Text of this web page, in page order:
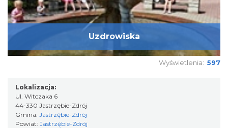
Uzdrowiska
Wyświetlenia: 597
Lokalizacja:
Ul. Witczaka 6
44-330 Jastrzębie-Zdrój
Gmina: Jastrzębie-Zdrój
Powiat: Jastrzębie-Zdrój